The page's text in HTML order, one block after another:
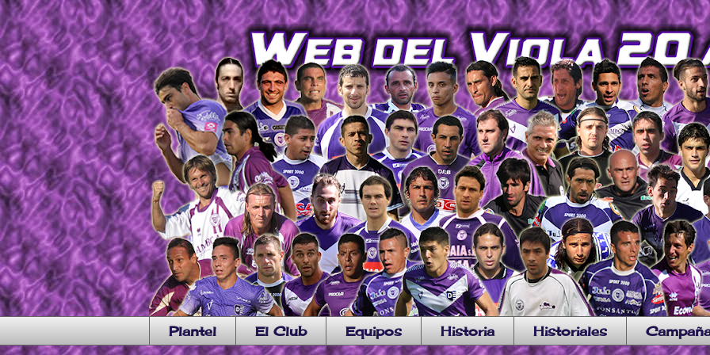
Plantel El Club Equipos Historia Historiales